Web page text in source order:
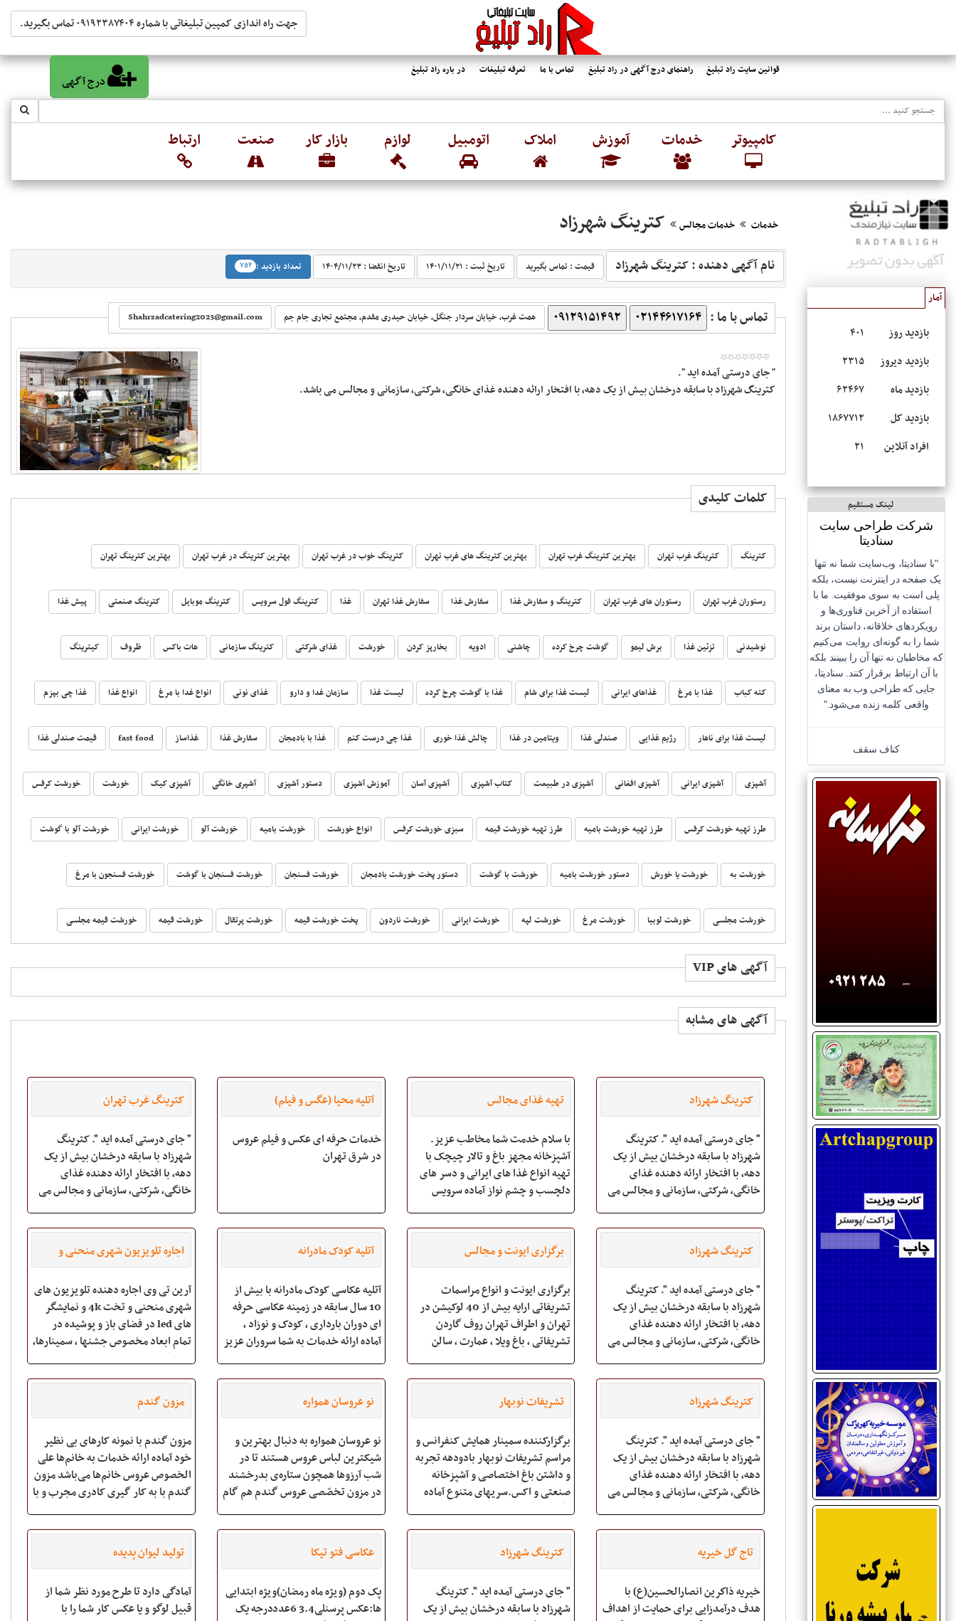
جهت راه اندازی کمپین تبلیغاتی با شماره ۰۹۱۹۲۳۸۷۴۰۴ تماس بگیرید.
درج آگهی
قوانین سایت راد تبلیغ راهنمای درج آگهی در راد تبلیغ تماس با ما تعرفه تبلیغات در باره راد تبلیغ
کامپیوتر خدمات آموزش املاک اتومبیل لوازم بازار کار صنعت ارتباط
خدمات خدمات مجالس کترینگ شهرزاد
نام آگهی دهنده : کترینگ شهرزاد قیمت : تماس بگیرید تاریخ ثبت : ۱۴۰۱/۱۱/۲۱‬ تاریخ انقضا : ۱۴۰۴/۱۱/۲۳‬ تعداد بازدید : ۷۵۴
تماس با ما : ۰۲۱۴۴۶۱۷۱۶۴ ۰۹۱۲۹۱۵۱۴۹۲ همت غرب، خیابان سردار جنگل، خیابان حیدری مقدم، مجتمع تجاری جام جم Shahrzadcatering2023@gmail.com
" جای درستی آمده اید ".
کترینگ شهرزاد با سابقه درخشان بیش از یک دهه، با افتخار ارائه دهنده غذای خانگی، شرکتی، سازمانی و مجالس می باشد.
کلمات کلیدی
کترینگ کترینگ غرب تهران بهترین کترینگ غرب تهران بهترین کترینگ های غرب تهران کترینگ خوب در غرب تهران بهترین کترینگ در غرب تهران بهترین کترینگ تهران
رستوران غرب تهران رستوران های غرب تهران کترینگ و سفارش غذا سفارش غذا سفارش غذا تهران غذا کترینگ فول سرویس کترینگ موبایل کترینگ صنعتی پیش غذا
نوشیدنی تزئین غذا برش لیمو گوشت چرخ کرده چاشنی ادویه بخارپز کردن خورشت غذای شرکتی کترینگ سازمانی هات باکس ظروف کیترینگ
کته کباب غذا با مرغ غذاهای ایرانی لیست غذا برای شام غذا با گوشت چرخ کرده لیست غذا سازمان غدا و دارو غذای نونی انواع غدا با مرغ انواع غذا غذا چی بپزم
لیست غذا برای ناهار رژیم غذایی صندلی غذا ویتامین در غذا چالش غذا خوری غذا چی درست کنم غذا با بادمجان سفارش غذا غذاساز fast food قیمت صندلی غذا
آشپزی آشپزی ایرانی آشپزی افغانی آشپزی در طبیعت کتاب آشپزی آشپزی آسان آموزش آشپزی دستور آشپزی آشپری خانگی آشپزی کیک خورشت خورشت کرفس
طرز تهیه خورشت کرفس طرز تهیه خورشت بامیه طرز تهیه خورشت قیمه سبزی خورشت کرفس انواع خورشت خورشت بامیه خورشت آلو خورشت ایرانی خورشت آلو با گوشت
خورشت به خورشت یا خورش دستور خورشت بامیه خورشت با گوشت دستور پخت خورشت بادمجان خورشت فسنجان خورشت فسنجان با گوشت خورشت فسنجون با مرغ
خورشت مجلسی خورشت لوبیا خورشت مرغ خورشت لپه خورشت ایرانی خورشت ناردون پخت خورشت قیمه خورشت پرتقال خورشت قیمه خورشت قیمه مجلسی
آگهی های VIP
آگهی های مشابه
کترینگ غرب تهران
" جای درستی آمده اید ". کترینگ
شهرزاد با سابقه درخشان بیش از یک
دهه، با افتخار ارائه دهنده غذای
خانگی، شرکتی، سازمانی و مجالس می
آتلیه محیا (عگس و فیلم)
خدمات حرفه ای عکس و فیلم عروس
در شرق تهران
تهیه غذای مجالس
با سلام خدمت شما مخاطب عزیز.
آشپزخانه مجهز باغ و تالار چیچک با
تهیه انواع غذا های ایرانی و دسر های
دلچسب و چشم نواز آماده سرویس
شما این اطمینان را می دهیم که رضایت
شما اولین اولویت ما خواهد بود ... به
زودی منت
کترینگ شهرزاد
" جای درستی آمده اید ". کترینگ
شهرزاد با سابقه درخشان بیش از یک
دهه، با افتخار ارائه دهنده غذای
خانگی، شرکتی، سازمانی و مجالس می
اجاره تلویزیون شهری منحنی و
ابعاد
آرین تی وی اجاره دهنده تلویزیون های
شهری منحنی و تخت 4k و نمایشگر
های led در فضای باز و پوشیده در
تمام ابعاد مخصوص جشنها ، سمینارها،
نمایشگاه ها ، کنسرت ها ، سالن های
ورزشی در تمام نقاط ایران آدرس:
شماره های تماس:
آتلیه کودک مادرانه
آتلیه عکاسی کودک مادرانه با بیش از
10 سال سابقه در زمینه عکاسی حرفه
ای دوران بارداری ، کودک و نوزاد ،
آماده ارائه خدمات به شما سروران عزیز
بین مجربترین عکاسان کودک و نوزاد
انتخاب شده است. در این آتلیه ، زمان
کا
برگزاری ایونت و مجالس
برگزاری ایونت و انواع مراسمات
تشریفاتی ارایه بیش از 40 لوکیشن در
تهران و اطراف تهران روف گاردن
تشریفاتی ، باغ ویلا ، عمارت ، سالن
پذیرایی و تشریفات - بیش از 130 مدل
فینگر فود سرد و گرم ، همراه با طبخ
لایو توسط سراشپ
کترینگ شهرزاد
" جای درستی آمده اید ". کترینگ
شهرزاد با سابقه درخشان بیش از یک
دهه، با افتخار ارائه دهنده غذای
خانگی، شرکتی، سازمانی و مجالس می
مزون گندم
مزون گندم با نمونه کار‌های بی‌ نظیر
خود آماده ارائه خدمات به خانم‌ها علی
الخصوص عروس خانم‌ها می‌‌باشد مزون
گندم با به کار گیری کادری مجرب و با
خلق آثاری برازنده شما می‌باشد آدرس
:میدان نبوت (هفت حوض) ابتدای گ
نو عروسان همواره
نو عروسان همواره به دنبال بهترین و
شیکترین لباس عروس هستند تا در
شب آرزو‌ها همچون ستاره‌ی بدرخشند
در مزون تخصّصی عروس گندم هم گام
اروپایی ،عرب و ترک این امکان برای
(هفت حوض
تشریفات نوبهار
برگزارکننده سمینار همایش کنفرانس و
مراسم تشریفات نوبهار بادودهه تجربه
و داشتن باغ اختصاصی و آشپزخانه
صنعتی و اکس.سریهای متنوع آماده
برگزاری کلیه مراسم و مناسبتهای
شماعزیزان میباشد.
کترینگ شهرزاد
" جای درستی آمده اید ". کترینگ
شهرزاد با سابقه درخشان بیش از یک
دهه، با افتخار ارائه دهنده غذای
خانگی، شرکتی، سازمانی و مجالس می
تولید لیوان پدیده
آمادگی دارد تا طرح مورد نظر شما از
قبیل لوگو و یا عکس کار شما را با
عکاسی فتو تیکا
پک دوم (ویژه ماه رمضان)ویژه ابتدایی
ها:عکس پرسنلی3.4 6عدددرجه یک
کترینگ شهرزاد
" جای درستی آمده اید ". کترینگ
شهرزاد با سابقه درخشان بیش از یک
تاج گل خیریه
خیریه‌ ذاكرين انصارالحسين(ع) با
هدف درآمدزایی برای حمایت از اهداف
آمار
بازدید روز
۴۰۱
بازدید دیروز
۲۳۱۵
بازدید ماه
۶۲۴۶۷
بازدید کل
۱۸۶۷۷۱۲
افراد آنلاین
۲۱
لینک مستقیم
شرکت طراحی سایت
سنادیتا
"با سنادیتا، وب‌سایت شما نه تنها
یک صفحه در اینترنت نیست، بلکه
پلی است به سوی موفقیت. ما با
استفاده از آخرین فناوری‌ها و
رویکردهای خلاقانه، داستان برند
شما را به گونه‌ای روایت می‌کنیم
که مخاطبان نه تنها آن را ببینند بلکه
با آن ارتباط برقرار کنند. سنادیتا،
جایی که طراحی وب به معنای
واقعی کلمه زنده می‌شود."
کناف سقف